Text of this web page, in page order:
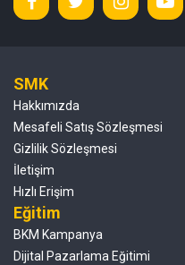
SMK
Hakkımızda
Mesafeli Satış Sözleşmesi
Gizlilik Sözleşmesi
İletişim
Hızlı Erişim
Eğitim
BKM Kampanya
Dijital Pazarlama Eğitimi